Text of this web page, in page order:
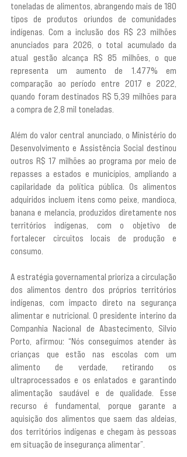
toneladas de alimentos, abrangendo mais de 180
tipos de produtos oriundos de comunidades
indígenas. Com a inclusão dos R$ 23 milhões
anunciados para 2026, o total acumulado da
atual gestão alcança R$ 85 milhões, o que
representa um aumento de 1.477% em
comparação ao período entre 2017 e 2022,
quando foram destinados R$ 5,39 milhões para
a compra de 2,8 mil toneladas.
Além do valor central anunciado, o Ministério do
Desenvolvimento e Assistência Social destinou
outros R$ 17 milhões ao programa por meio de
repasses a estados e municípios, ampliando a
capilaridade da política pública. Os alimentos
adquiridos incluem itens como peixe, mandioca,
banana e melancia, produzidos diretamente nos
territórios indígenas, com o objetivo de
fortalecer circuitos locais de produção e
consumo.
A estratégia governamental prioriza a circulação
dos alimentos dentro dos próprios territórios
indígenas, com impacto direto na segurança
alimentar e nutricional. O presidente interino da
Companhia Nacional de Abastecimento, Silvio
Porto, afirmou: “Nós conseguimos atender às
crianças que estão nas escolas com um
alimento de verdade, retirando os
ultraprocessados e os enlatados e garantindo
alimentação saudável e de qualidade. Esse
recurso é fundamental, porque garante a
aquisição dos alimentos que saem das aldeias,
dos territórios indígenas e chegam às pessoas
em situação de insegurança alimentar”.